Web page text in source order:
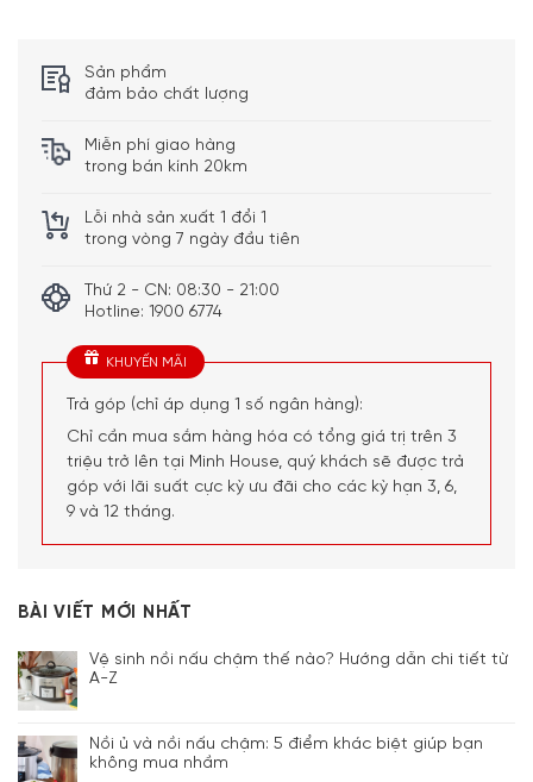
Sản phẩm
đảm bảo chất lượng
Miễn phí giao hàng
trong bán kính 20km
Lỗi nhà sản xuất 1 đổi 1
trong vòng 7 ngày đầu tiên
Thứ 2 - CN: 08:30 - 21:00
Hotline: 1900 6774
KHUYẾN MÃI
Trả góp (chỉ áp dụng 1 số ngân hàng):
Chỉ cần mua sắm hàng hóa có tổng giá trị trên 3
triệu trở lên tại Minh House, quý khách sẽ được trả
góp với lãi suất cực kỳ ưu đãi cho các kỳ hạn 3, 6,
9 và 12 tháng.
BÀI VIẾT MỚI NHẤT
Vệ sinh nồi nấu chậm thế nào? Hướng dẫn chi tiết từ
A-Z
Nồi ủ và nồi nấu chậm: 5 điểm khác biệt giúp bạn
không mua nhầm